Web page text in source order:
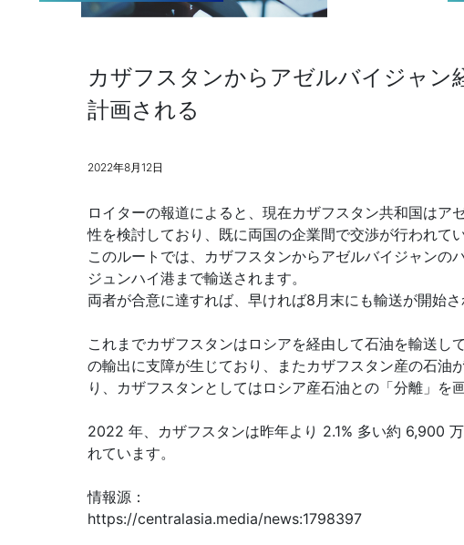
カザフスタンからアゼルバイジャン
計画される
2022年8月12日
ロイターの報道によると、現在カザフスタン共和国はア
性を検討しており、既に両国の企業間で交渉が行われて
このルートでは、カザフスタンからアゼルバイジャンの
ジュンハイ港まで輸送されます。
両者が合意に達すれば、早ければ8月末にも輸送が開始さ
これまでカザフスタンはロシアを経由して石油を輸送し
の輸出に支障が生じており、またカザフスタン産の石油
り、カザフスタンとしてはロシア産石油との「分離」を
2022 年、カザフスタンは昨年より 2.1% 多い約 6,900
れています。
情報源：
https://centralasia.media/news:1798397